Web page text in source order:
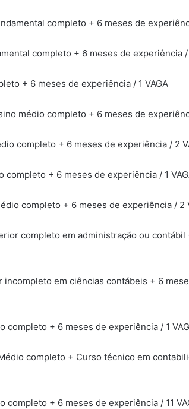
completo + 6 meses de
completo + 6 meses de experiência /
+ 6 meses de experiência / 1 VAGA
médio completo + 6 meses de
completo + 6 meses de experiência / 2
completo + 6 meses de experiência / 1
completo + 6 meses de experiência / 2
completo em administração ou contábil
incompleto em ciências contábeis + 6
completo + 6 meses de experiência / 1
completo + Curso técnico em
completo + 6 meses de experiência / 11